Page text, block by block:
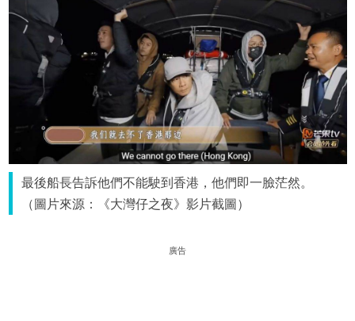
最後船長告訴他們不能駛到香港，他們即一臉茫然。
（圖片來源：《大灣仔之夜》影片截圖）
廣告